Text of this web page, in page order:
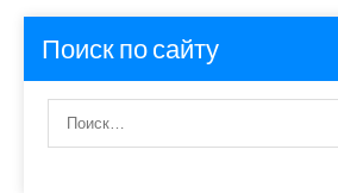
Поиск по сайту